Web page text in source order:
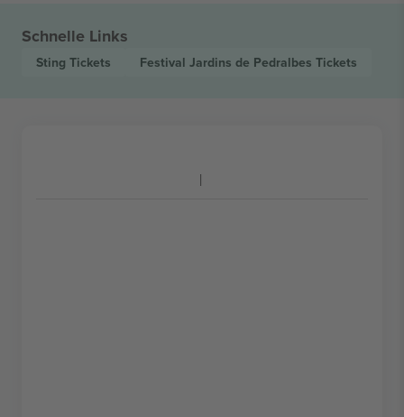
Schnelle Links
Sting Tickets Festival Jardins de Pedralbes Tickets